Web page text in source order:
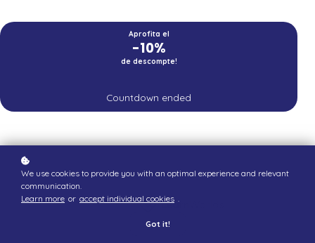
Aprofita el
-10%
de descompte!
Countdown ended
Created with
We use cookies to provide you with an optimal experience and relevant
communication.
Learn more or accept individual cookies .
Got it!